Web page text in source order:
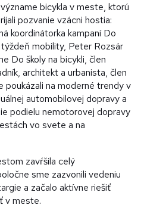
bicykla v meste, ktorú
pozvanie vzácni hostia:
koordinátorka kampaní Do
mobility, Peter Rozsár
Do školy na bicykli, člen
architekt a urbanista, člen
poukázali na moderné trendy v
automobilovej dopravy a
podielu nemotorovej dopravy
vo svete a na
zavŕšila celý
sme zazvonili vedeniu
a začalo aktívne riešiť
v meste.